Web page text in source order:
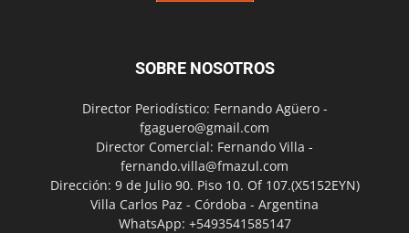
SOBRE NOSOTROS
Director Periodístico: Fernando Agüero -
fgaguero@gmail.com
Director Comercial: Fernando Villa -
fernando.villa@fmazul.com
Dirección: 9 de Julio 90. Piso 10. Of 107.(X5152EYN)
Villa Carlos Paz - Córdoba - Argentina
WhatsApp: +5493541585147